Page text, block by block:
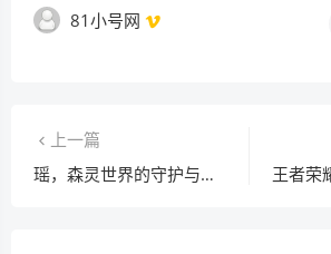
81小号网
上一篇
瑶，森灵世界的守护与成长征程